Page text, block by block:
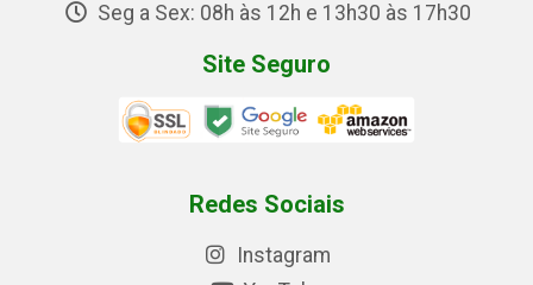
Seg a Sex: 08h às 12h e 13h30 às 17h30
Site Seguro
Redes Sociais
Instagram